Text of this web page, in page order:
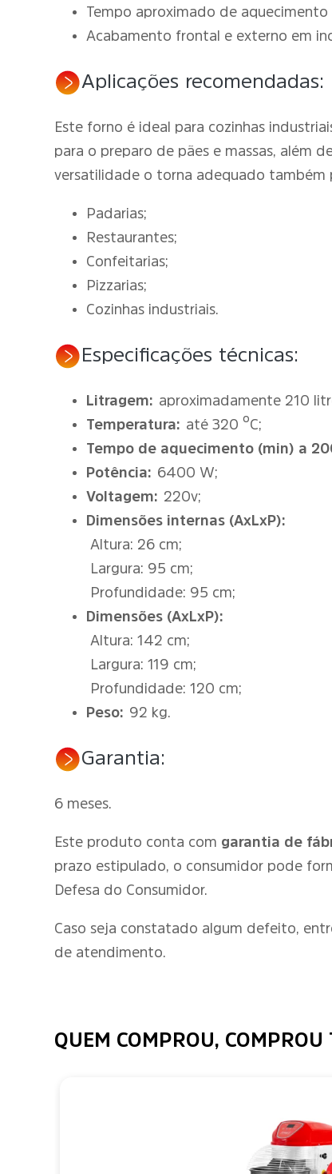
Tempo aproximado de
Acabamento frontal e externo em
Aplicações recomendadas:
Este forno é ideal para cozinhas
para o preparo de pães e massas, além
versatilidade o torna adequado também
Padarias;
Restaurantes;
Confeitarias;
Pizzarias;
Cozinhas industriais.
Especificações técnicas:
Litragem: aproximadamente 210
Temperatura: até 320 ºC;
Tempo de aquecimento (min) a
Potência: 6400 W;
Voltagem: 220v;
Dimensões internas (AxLxP):
Altura: 26 cm;
Largura: 95 cm;
Profundidade: 95 cm;
Dimensões (AxLxP):
Altura: 142 cm;
Largura: 119 cm;
Profundidade: 120 cm;
Peso: 92 kg.
Garantia:
6 meses.
Este produto conta com garantia de
prazo estipulado, o consumidor pode
Defesa do Consumidor.
Caso seja constatado algum defeito,
de atendimento.
QUEM COMPROU, COMPROU